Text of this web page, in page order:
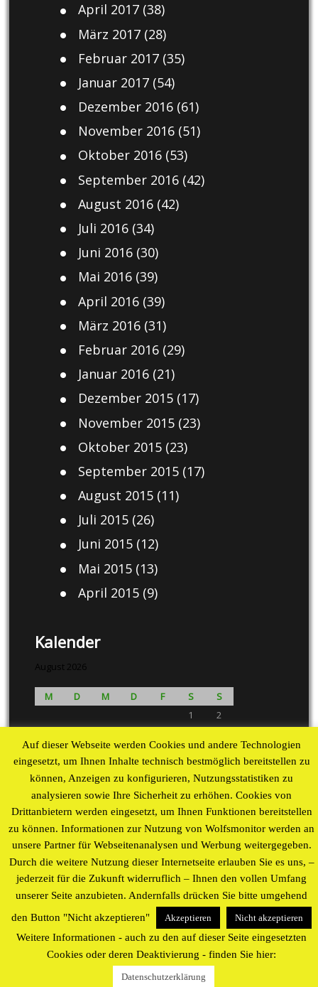
April 2017(38)
März 2017(28)
Februar 2017(35)
Januar 2017(54)
Dezember 2016(61)
November 2016(51)
Oktober 2016(53)
September 2016(42)
August 2016(42)
Juli 2016(34)
Juni 2016(30)
Mai 2016(39)
April 2016(39)
März 2016(31)
Februar 2016(29)
Januar 2016(21)
Dezember 2015(17)
November 2015(23)
Oktober 2015(23)
September 2015(17)
August 2015(11)
Juli 2015(26)
Juni 2015(12)
Mai 2015(13)
April 2015(9)
Kalender
August 2026
M D M D F S
S
1
2
10
11 12 13 14 15
16
23
24
26 27 28
30
31
« Aug
Proudly powered by WordPresstheme byWP Blogs
Auf dieser Webseite werden Cookies und andere Technologien
eingesetzt, um Ihnen Inhalte technisch bestmöglich bereitstellen zu
können, Anzeigen zu konfigurieren, Nutzungsstatistiken zu
analysieren sowie Ihre Sicherheit zu erhöhen. Cookies von
Drittanbietern werden eingesetzt, um Ihnen Funktionen bereitstellen
zu können. Informationen zur Nutzung von Wolfsmonitor werden an
unsere Partner für Webseitenanalysen und Werbung weitergegeben.
Durch die weitere Nutzung dieser Internetseite erlauben Sie es uns, –
jederzeit für die Zukunft widerruflich – Ihnen den vollen Umfang
unserer Seite anzubieten. Andernfalls drücken Sie bitte umgehend
den Button "Nicht akzeptieren"
Akzeptieren Nicht akzeptieren
Weitere Informationen - auch zu den auf dieser Seite eingesetzten
Cookies oder deren Deaktivierung - finden Sie hier:
Datenschutzerklärung